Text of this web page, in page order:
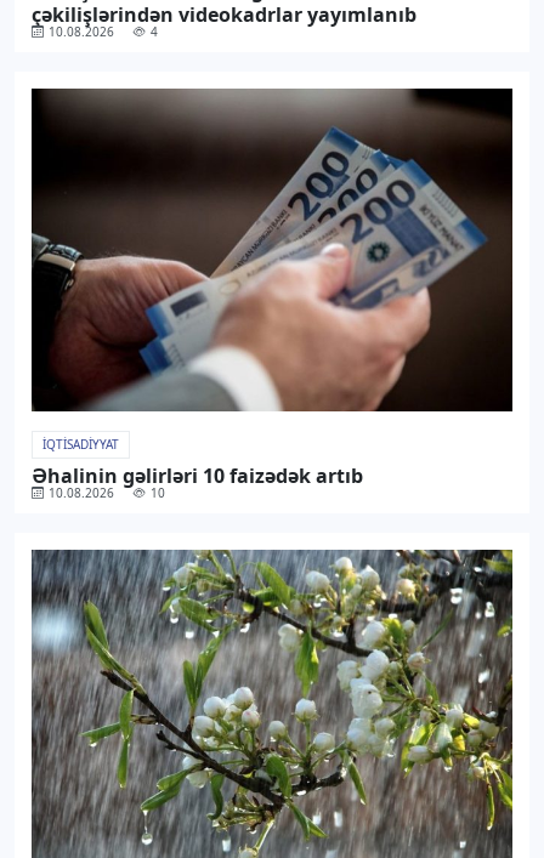
çəkilişlərindən videokadrlar yayımlanıb
10.08.2026 4
İQTISADIYYAT
Əhalinin gəlirləri 10 faizədək artıb
10.08.2026 10